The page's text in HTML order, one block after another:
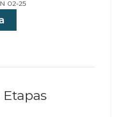
02-25